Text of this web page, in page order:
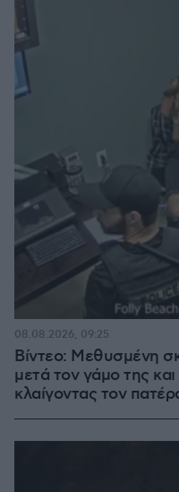
Βίντεο: Μεθυσμένη
μετά τον γάμο της
κλαίγοντας τον
08.08.2026, 09:25